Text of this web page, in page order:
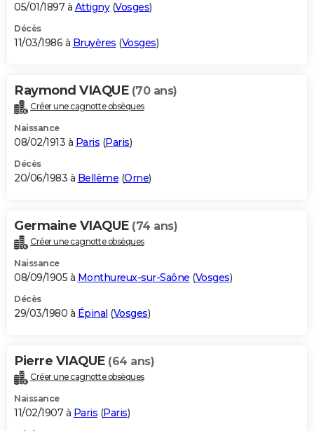
05/01/1897 à Attigny(Vosges)
Décès
11/03/1986 à Bruyères (Vosges)
Raymond VIAQUE (70 ans)
Créer une cagnotte obsèques
Naissance
08/02/1913 à Paris (Paris)
Décès
20/06/1983 à Bellême (Orne)
Germaine VIAQUE (74 ans)
Créer une cagnotte obsèques
Naissance
08/09/1905 à Monthureux-sur-Saône (Vosges)
Décès
29/03/1980 à Épinal (Vosges)
Pierre VIAQUE (64 ans)
Créer une cagnotte obsèques
Naissance
11/02/1907 à Paris (Paris)